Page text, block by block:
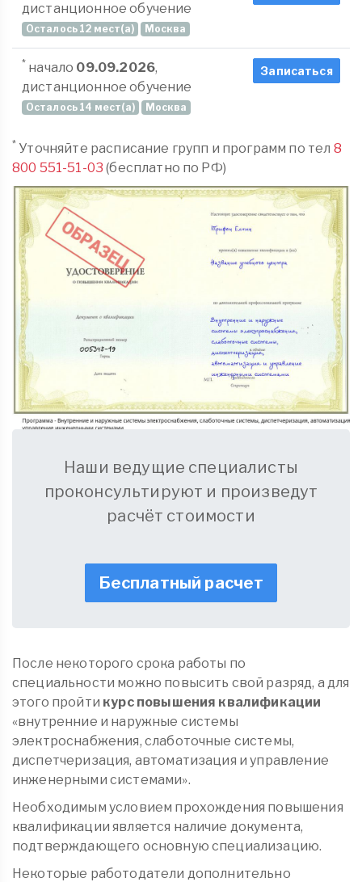
дистанционное обучение
Осталось 12 мест(а) Москва
* начало 09.09.2026,
дистанционное обучение
Осталось 14 мест(а) Москва
Записаться
* Уточняйте расписание групп и программ по тел 8
800 551-51-03 (бесплатно по РФ)
Наши ведущие специалисты
проконсультируют и произведут
расчёт стоимости
Бесплатный расчет
После некоторого срока работы по
специальности можно повысить свой разряд, а для
этого пройти курс повышения квалификации
«внутренние и наружные системы
электроснабжения, слаботочные системы,
диспетчеризация, автоматизация и управление
инженерными системами».
Необходимым условием прохождения повышения
квалификации является наличие документа,
подтверждающего основную специализацию.
Некоторые работодатели дополнительно